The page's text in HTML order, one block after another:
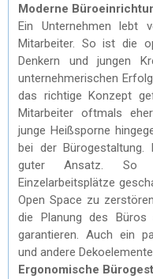
Moderne
Ein Unternehmen lebt
Mitarbeiter. So ist die
Denkern und jungen
unternehmerischen
das richtige Konzept
Mitarbeiter oftmals
junge Heißsporne
bei der Bürogestaltung.
guter Ansatz. So
Einzelarbeitsplätze
Open Space zu
die Planung des
garantieren. Auch ein
und andere
Ergonomische